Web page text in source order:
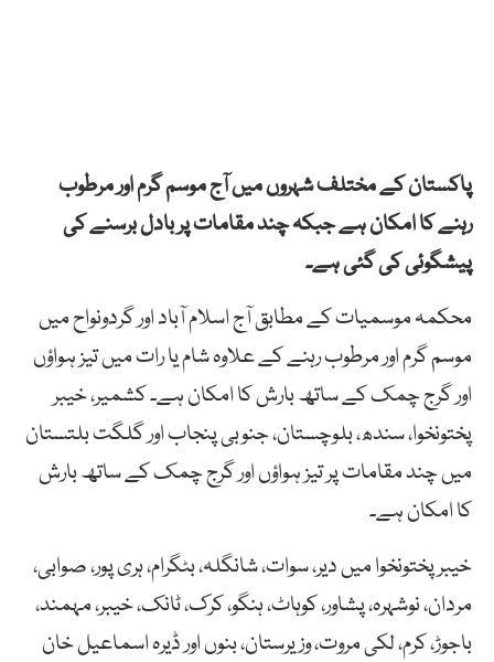
پاکستان کے مختلف شہروں میں آج موسم گرم اور مرطوب
رہنے کا امکان ہے جبکہ چند مقامات پر بادل برسنے کی
پیشگوئی کی گئی ہے۔
محکمہ موسمیات کے مطابق آج اسلام آباد اور گردونواح میں
موسم گرم اور مرطوب رہنے کے علاوہ شام یا رات میں تیز ہواؤں
اور گرج چمک کے ساتھ بارش کا امکان ہے۔ کشمیر، خیبر
پختونخوا، سندھ، بلوچستان، جنوبی پنجاب اور گلگت بلتستان
میں چند مقامات پر تیز ہواؤں اور گرج چمک کے ساتھ بارش
کا امکان ہے۔
خیبر پختونخوا میں دیر، سوات، شانگلہ، بٹگرام، ہری پور، صوابی،
مردان، نوشہرہ، پشاور، کوہاٹ، ہنگو، کرک، ٹانک، خیبر، مہمند،
باجوڑ، کرم، لکی مروت، وزیرستان، بنوں اور ڈیرہ اسماعیل خان